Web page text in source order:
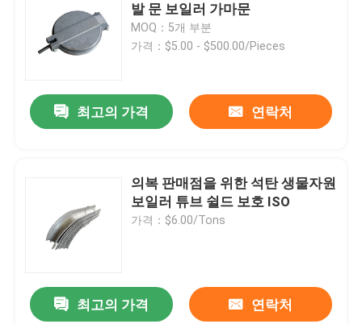
발 문 보일러 가마문
MOQ：5개 부분
가격：$5.00 - $500.00/Pieces
최고의 가격 연락처
의복 판매점을 위한 석탄 생물자원
보일러 튜브 쉴드 보호 ISO
가격：$6.00/Tons
최고의 가격 연락처